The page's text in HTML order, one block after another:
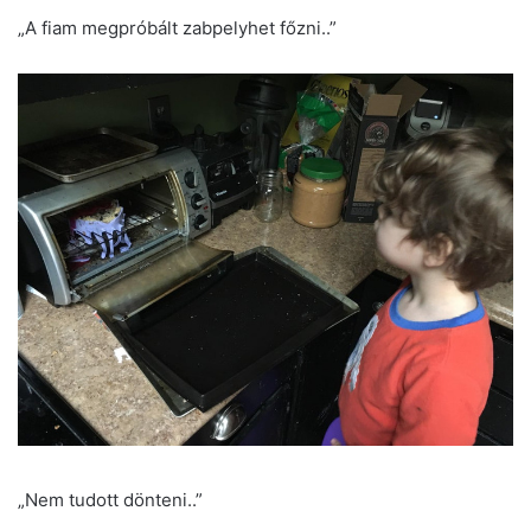
„A fiam megpróbált zabpelyhet főzni..”
„Nem tudott dönteni..”